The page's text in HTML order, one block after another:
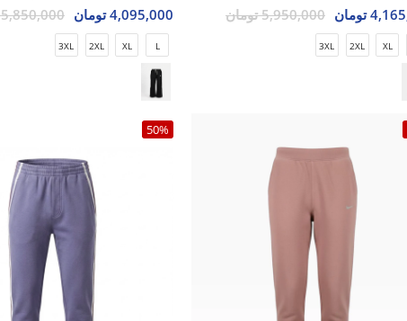
تومان 5,950,000 تومان
XL
2XL
3XL
4,095,000 تومان 5,850,000 تومان
L
XL
2XL
3XL
50%